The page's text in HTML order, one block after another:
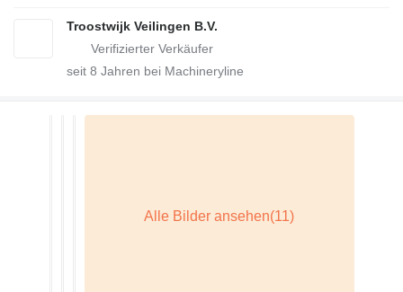
Troostwijk Veilingen B.V.
seit 8 Jahren bei Machineryline